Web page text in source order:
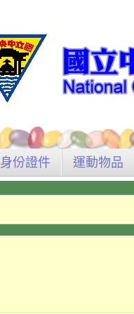
身份證件 運動物品